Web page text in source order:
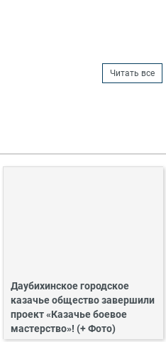
Читать все
Даубихинское городское
казачье общество завершили
проект «Казачье боевое
мастерство»! (+ Фото)